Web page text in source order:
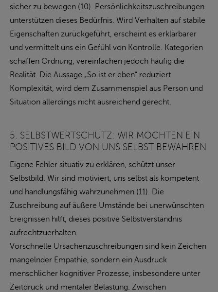
sicher zu bewegen (10). Persönlichkeitszuschreibungen
unterstützen dieses Bedürfnis. Wird Verhalten auf stabile
Eigenschaften zurückgeführt, erscheint es erklärbarer
und vermittelt uns ein Gefühl von Kontrolle. Kategorien
schaffen Ordnung, vereinfachen jedoch häufig die
Realität. Die Aussage „So ist er eben“ reduziert
Komplexität, wird dem Zusammenspiel aus Person und
Situation allerdings nicht ausreichend gerecht.
5. SELBSTWERTSCHUTZ: WIR MÖCHTEN EIN
POSITIVES BILD VON UNS SELBST BEWAHREN
Eigene Fehler situativ zu erklären, schützt unser
Selbstbild. Wir sind motiviert, uns selbst als kompetent
und handlungsfähig wahrzunehmen (11). Die
Zuschreibung auf äußere Umstände bei unerwünschten
Ereignissen hilft, dieses positive Selbstverständnis
aufrechtzuerhalten.
Vorschnelle Ursachenzuschreibungen sind kein Zeichen
mangelnder Empathie, sondern ein Ausdruck
menschlicher kognitiver Prozesse, insbesondere unter
Zeitdruck und mentaler Belastung. Zwischen